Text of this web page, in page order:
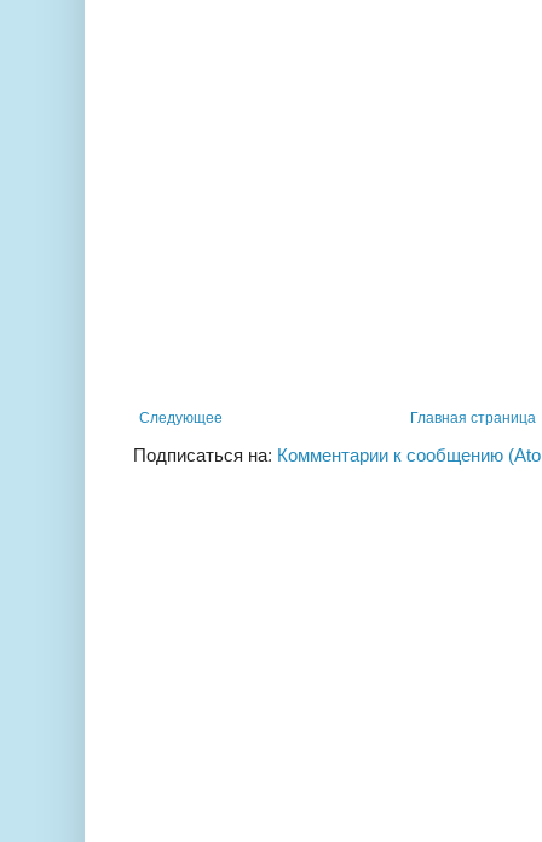
Следующее Главная страница
Подписаться на: Комментарии к сообщению